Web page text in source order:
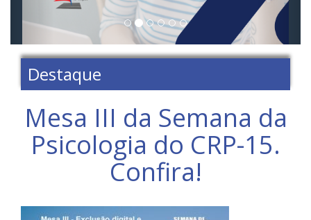
Destaque
Mesa III da Semana da
Psicologia do CRP-15.
Confira!